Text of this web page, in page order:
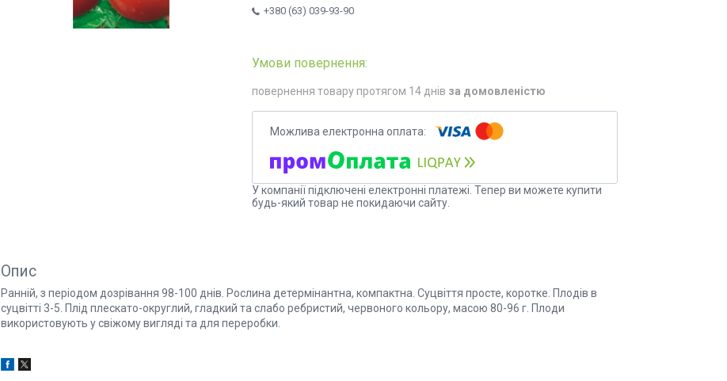
+380 (63) 039-93-90
повернення товару протягом 14 днів за домовленістю
У компанії підключені електронні платежі. Тепер ви можете купити
будь-який товар не покидаючи сайту.
Опис
Ранній, з періодом дозрівання 98-100 днів. Рослина детермінантна, компактна. Суцвіття просте, коротке. Плодів в
суцвітті 3-5. Плід плескато-округлий, гладкий та слабо ребристий, червоного кольору, масою 80-96 г. Плоди
використовують у свіжому вигляді та для переробки.